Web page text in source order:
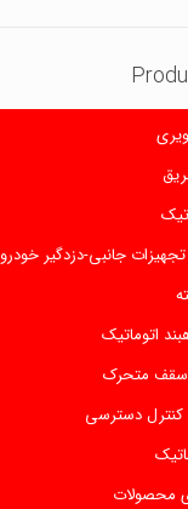
جانبی-دزدگیر خودرو
اتوماتیک
سقف متحرک
کنترل دسترسی
محصولات